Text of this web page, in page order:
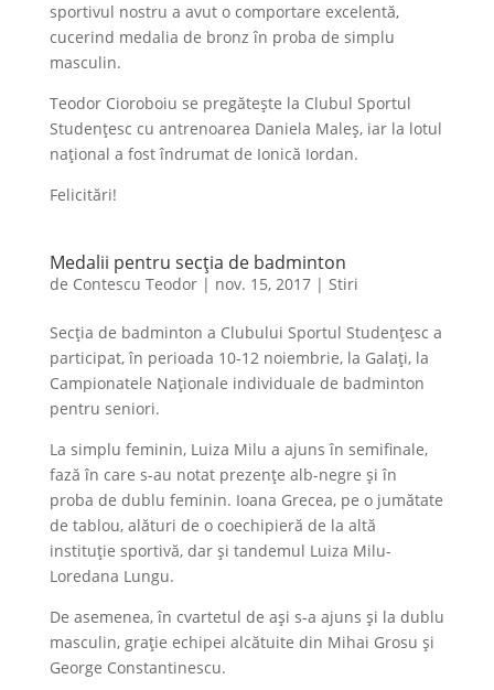
sportivul nostru a avut o comportare excelentă,
cucerind medalia de bronz în proba de simplu
masculin.
Teodor Cioroboiu se pregătește la Clubul Sportul
Studențesc cu antrenoarea Daniela Maleș, iar la lotul
național a fost îndrumat de Ionică Iordan.
Felicitări!
Medalii pentru secția de badminton
de Contescu Teodor| nov. 15, 2017| Stiri
Secția de badminton a Clubului Sportul Studențesc a
participat, în perioada 10-12 noiembrie, la Galați, la
Campionatele Naționale individuale de badminton
pentru seniori.
La simplu feminin, Luiza Milu a ajuns în semifinale,
fază în care s-au notat prezențe alb-negre și în
proba de dublu feminin. Ioana Grecea, pe o jumătate
de tablou, alături de o coechipieră de la altă
instituție sportivă, dar și tandemul Luiza Milu-
Loredana Lungu.
De asemenea, în cvartetul de ași s-a ajuns și la dublu
masculin, grație echipei alcătuite din Mihai Grosu și
George Constantinescu.